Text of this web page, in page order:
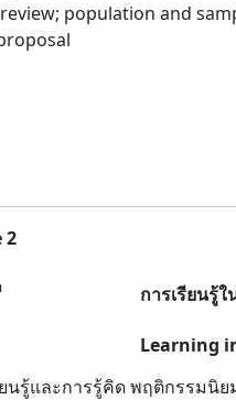
population and
2
การเรียนรู้
Learning
นรู้และการรู้คิด พฤติกรรมนิ